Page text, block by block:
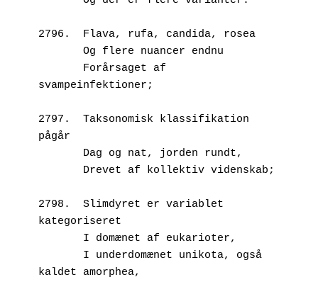
2796.  Flava, rufa, candida, rosea
       Og flere nuancer endnu
svampeinfektioner;
2797.  Taksonomisk klassifikation
pågår
       Dag og nat, jorden rundt,
       Drevet af kollektiv videnskab;
2798.  Slimdyret er variablet
kategoriseret
       I domænet af eukarioter,
kaldet amorphea,